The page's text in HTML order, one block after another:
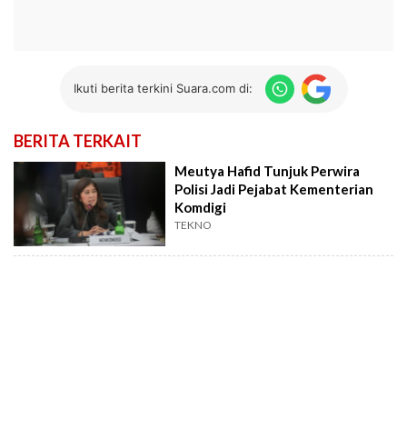
Ikuti berita terkini Suara.com di:
BERITA TERKAIT
Meutya Hafid Tunjuk Perwira
Polisi Jadi Pejabat Kementerian
Komdigi
TEKNO